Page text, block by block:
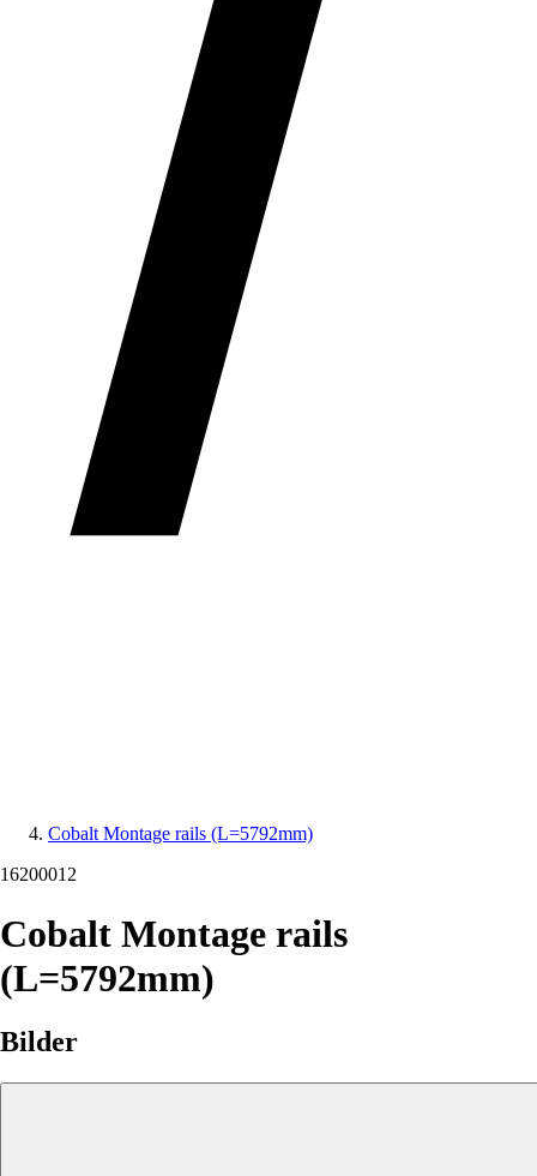
Cobalt Montage rails (L=5792mm)
16200012
Cobalt Montage rails
(L=5792mm)
Bilder